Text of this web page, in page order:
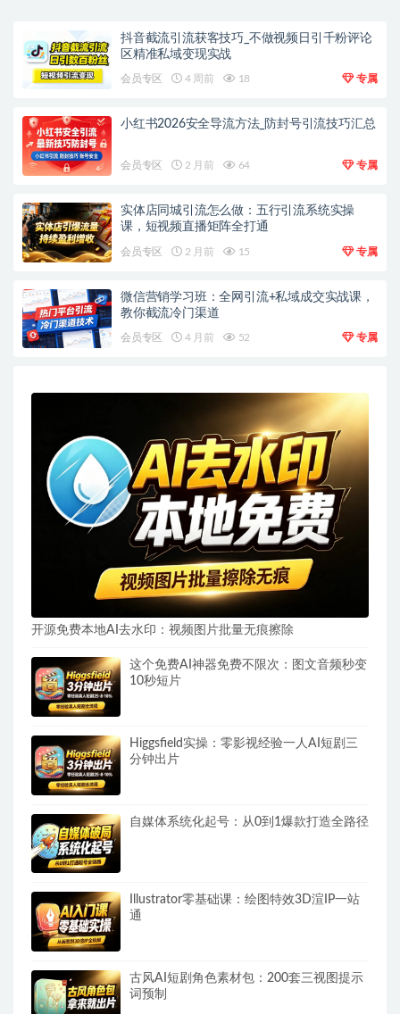
抖音截流引流获客技巧_不做视频日引千粉评论
区精准私域变现实战
会员专区 4 周前 18 专属
小红书2026安全导流方法_防封号引流技巧汇总
会员专区 2 月前 64 专属
实体店同城引流怎么做：五行引流系统实操
课，短视频直播矩阵全打通
会员专区 2 月前 15 专属
微信营销学习班：全网引流+私域成交实战课，
教你截流冷门渠道
会员专区 4 月前 52 专属
开源免费本地AI去水印：视频图片批量无痕擦除
这个免费AI神器免费不限次：图文音频秒变
10秒短片
Higgsfield实操：零影视经验一人AI短剧三
分钟出片
自媒体系统化起号：从0到1爆款打造全路径
Illustrator零基础课：绘图特效3D渲IP一站
通
古风AI短剧角色素材包：200套三视图提示
词预制